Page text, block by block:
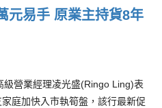
元易手 原業主持貨8年
營業經理凌光盛(Ringo Ling)表
庭加快入市執筍盤，該行最新促